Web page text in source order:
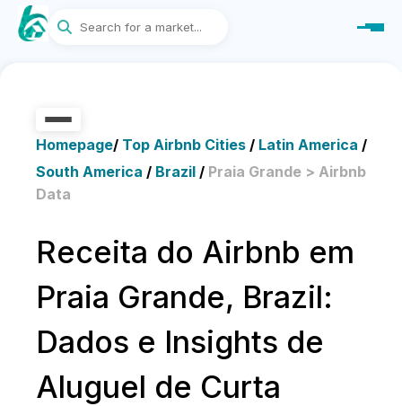
Homepage/ Top Airbnb Cities / Latin America /
South America / Brazil / Praia Grande > Airbnb
Data
Receita do Airbnb em
Praia Grande, Brazil:
Dados e Insights de
Aluguel de Curta